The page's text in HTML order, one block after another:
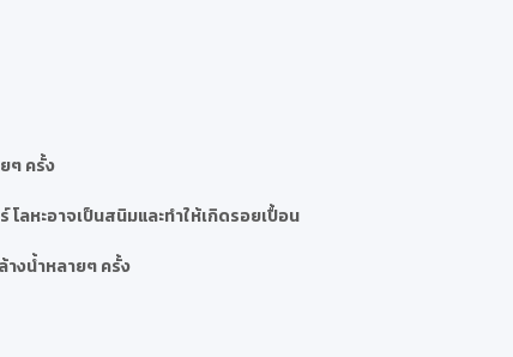
ๆ ครั้ง
ลหะอาจเป็นสนิมและทำให้เกิดรอยเปื้อน
งน้ำหลายๆ ครั้ง